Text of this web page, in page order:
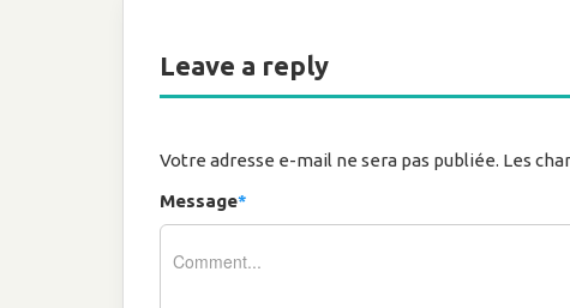
Leave a reply
Votre adresse e-mail ne sera pas publiée. Les
Message*